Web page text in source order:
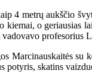
4 metrų aukščio
kiemai, o
profesorius
su
potyris, skatins